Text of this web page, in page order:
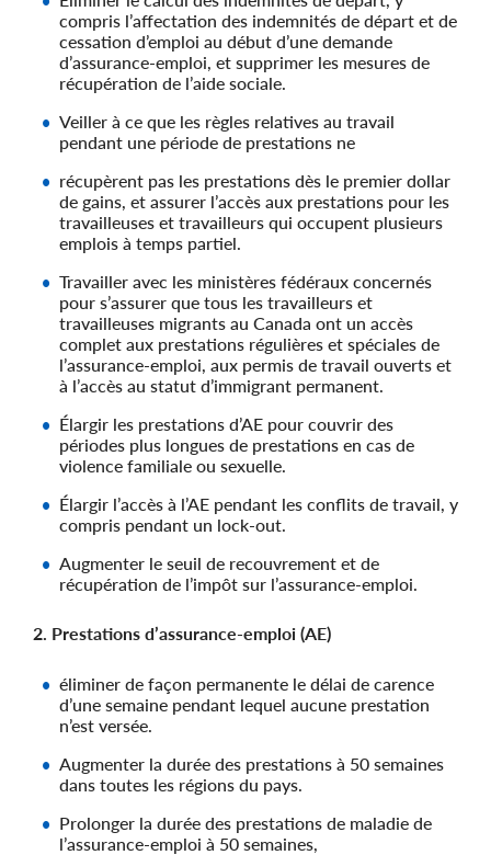
compris l’affectation des indemnités de départ et de
cessation d’emploi au début d’une demande
d’assurance-emploi, et supprimer les mesures de
récupération de l’aide sociale.
Veiller à ce que les règles relatives au travail
pendant une période de prestations ne
récupèrent pas les prestations dès le premier dollar
de gains, et assurer l’accès aux prestations pour les
travailleuses et travailleurs qui occupent plusieurs
emplois à temps partiel.
Travailler avec les ministères fédéraux concernés
pour s’assurer que tous les travailleurs et
travailleuses migrants au Canada ont un accès
complet aux prestations régulières et spéciales de
l’assurance-emploi, aux permis de travail ouverts et
à l’accès au statut d’immigrant permanent.
Élargir les prestations d’AE pour couvrir des
périodes plus longues de prestations en cas de
violence familiale ou sexuelle.
Élargir l’accès à l’AE pendant les conflits de travail, y
compris pendant un lock-out.
Augmenter le seuil de recouvrement et de
récupération de l’impôt sur l’assurance-emploi.
2. Prestations d’assurance-emploi (AE)
éliminer de façon permanente le délai de carence
d’une semaine pendant lequel aucune prestation
n’est versée.
Augmenter la durée des prestations à 50 semaines
dans toutes les régions du pays.
Prolonger la durée des prestations de maladie de
l’assurance-emploi à 50 semaines,